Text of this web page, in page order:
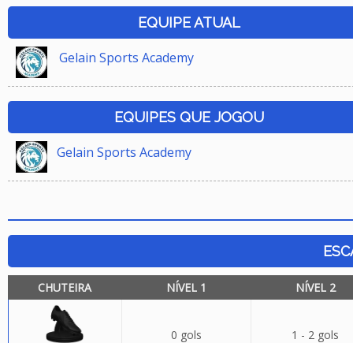
EQUIPE ATUAL
Gelain Sports Academy
EQUIPES QUE JOGOU
Gelain Sports Academy
CHUTEIRA NÍVEL 1 NÍVEL 2
0 gols 1 - 2 gols